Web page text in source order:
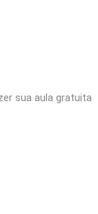
sua aula gratuita